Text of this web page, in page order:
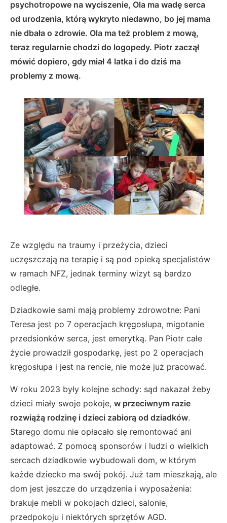
psychotropowe na wyciszenie, Ola ma wadę serca
od urodzenia, którą wykryto niedawno, bo jej mama
nie dbała o zdrowie. Ola ma też problem z mową,
teraz regularnie chodzi do logopedy. Piotr zaczął
mówić dopiero, gdy miał 4 latka i do dziś ma
problemy z mową.
Ze względu na traumy i przeżycia, dzieci
uczęszczają na terapię i są pod opieką specjalistów
w ramach NFZ, jednak terminy wizyt są bardzo
odległe.
Dziadkowie sami mają problemy zdrowotne: Pani
Teresa jest po 7 operacjach kręgosłupa, migotanie
przedsionków serca, jest emerytką. Pan Piotr całe
życie prowadził gospodarkę, jest po 2 operacjach
kręgosłupa i jest na rencie, nie może już pracować.
W roku 2023 były kolejne schody: sąd nakazał żeby
dzieci miały swoje pokoje, w przeciwnym razie
rozwiążą rodzinę i dzieci zabiorą od dziadków.
Starego domu nie opłacało się remontować ani
adaptować. Z pomocą sponsorów i ludzi o wielkich
sercach dziadkowie wybudowali dom, w którym
każde dziecko ma swój pokój. Już tam mieszkają, ale
dom jest jeszcze do urządzenia i wyposażenia:
brakuje mebli w pokojach dzieci, salonie,
przedpokoju i niektórych sprzętów AGD.